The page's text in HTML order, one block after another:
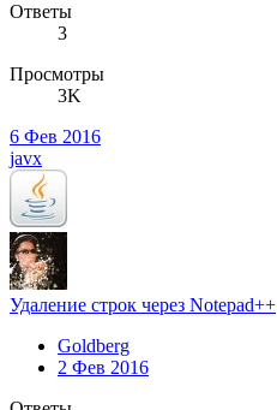
Ответы
3
Просмотры
3K
6 Фев 2016
javx
Удаление строк через Notepad++
Goldberg
2 Фев 2016